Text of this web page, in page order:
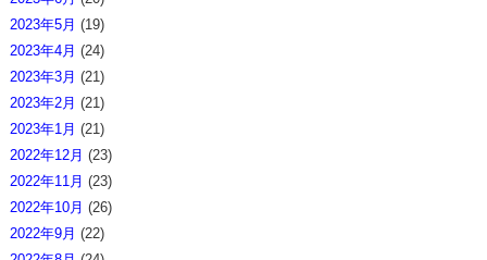
2023年5月 (19)
2023年4月 (24)
2023年3月 (21)
2023年2月 (21)
2023年1月 (21)
2022年12月 (23)
2022年11月 (23)
2022年10月 (26)
2022年9月 (22)